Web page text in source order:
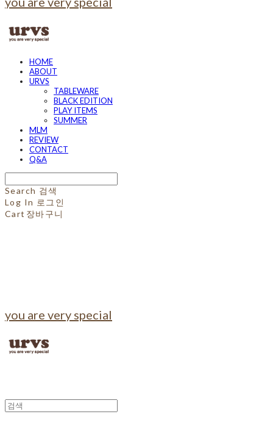
HOME
ABOUT
URVS
TABLEWARE
BLACK EDITION
PLAY ITEMS
SUMMER
MLM
REVIEW
CONTACT
Q&A
Search 검색
Log In 로그인
Cart 장바구니
you are very special